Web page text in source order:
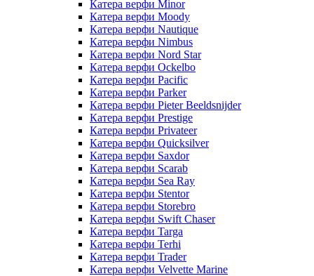
Катера верфи Minor
Катера верфи Moody
Катера верфи Nautique
Катера верфи Nimbus
Катера верфи Nord Star
Катера верфи Ockelbo
Катера верфи Pacific
Катера верфи Parker
Катера верфи Pieter Beeldsnijder
Катера верфи Prestige
Катера верфи Privateer
Катера верфи Quicksilver
Катера верфи Saxdor
Катера верфи Scarab
Катера верфи Sea Ray
Катера верфи Stentor
Катера верфи Storebro
Катера верфи Swift Chaser
Катера верфи Targa
Катера верфи Terhi
Катера верфи Trader
Катера верфи Velvette Marine